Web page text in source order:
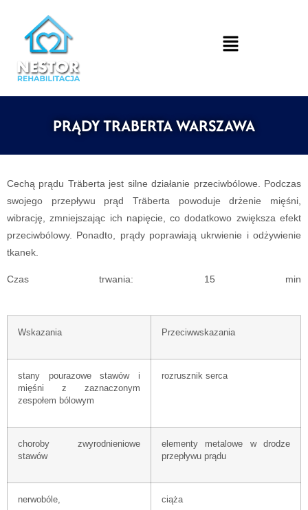
PRĄDY TRABERTA WARSZAWA
Cechą prądu Träberta jest silne działanie przeciwbólowe. Podczas
swojego przepływu prąd Träberta powoduje drżenie mięśni,
wibrację, zmniejszając ich napięcie, co dodatkowo zwiększa efekt
przeciwbólowy. Ponadto, prądy poprawiają ukrwienie i odżywienie
tkanek.
Czas trwania: 15 min
Wskazania Przeciwwskazania
stany pourazowe stawów i
mięśni z zaznaczonym
zespołem bólowym
rozrusznik serca
choroby zwyrodnieniowe
stawów
elementy metalowe w drodze
przepływu prądu
nerwobóle, ciąża